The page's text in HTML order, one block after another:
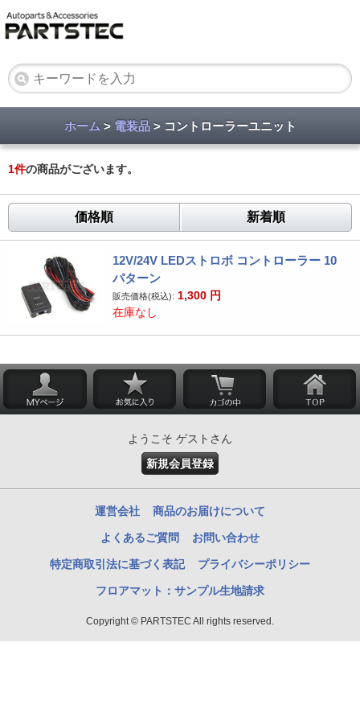
ホーム > 電装品> コントローラーユニット
1件の商品がございます。
価格順 新着順
12V/24V LEDストロボ コントローラー 10
パターン
販売価格(税込): 1,300 円
在庫なし
ようこそ ゲストさん
新規会員登録
運営会社 商品のお届けについて
よくあるご質問 お問い合わせ
特定商取引法に基づく表記 プライバシーポリシー
フロアマット：サンプル生地請求
Copyright © PARTSTEC All rights reserved.